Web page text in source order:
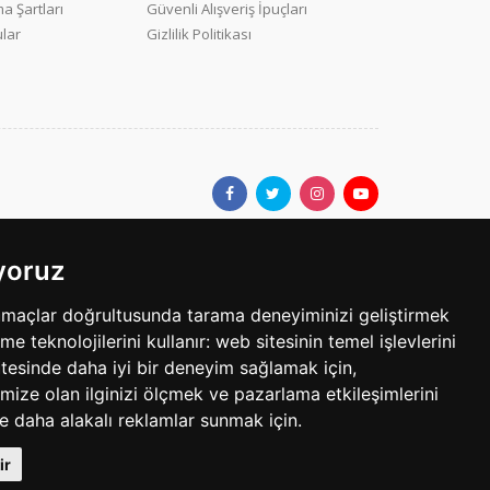
doğrultusunda tarama deneyiminizi geliştirmek
teknolojilerini kullanır: web sitesinin temel işlevlerini
daha iyi bir deneyim sağlamak için,
olan ilginizi ölçmek ve pazarlama etkileşimlerini
daha alakalı reklamlar sunmak için.
Şartları
Güvenli Alışveriş İpuçları
Gizlilik Politikası
yer alan kullanıcıların oluşturduğu tüm içerik, görüş ve
yanlışlık, eksiklik veya yasalarla düzenlenmiş
3 ilandır. Her bir ilan için yayın süresi 30 gündür.
Telif Hakkı © 1997 - 2025 sarisayfalar.com Tüm Hakları Sakldır.